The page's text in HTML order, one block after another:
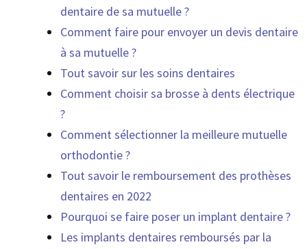
dentaire de sa mutuelle ?
Comment faire pour envoyer un devis dentaire
à sa mutuelle ?
Tout savoir sur les soins dentaires
Comment choisir sa brosse à dents électrique
?
Comment sélectionner la meilleure mutuelle
orthodontie ?
Tout savoir le remboursement des prothèses
dentaires en 2022
Pourquoi se faire poser un implant dentaire ?
Les implants dentaires remboursés par la